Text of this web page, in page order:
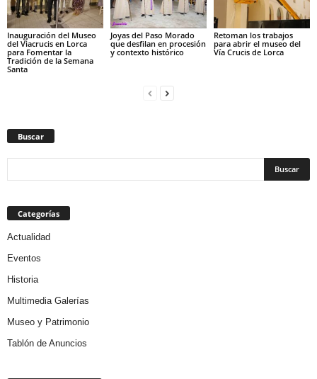
Inauguración del Museo
del Viacrucis en Lorca
para Fomentar la
Tradición de la Semana
Santa
Joyas del Paso Morado
que desfilan en procesión
y contexto histórico
Retoman los trabajos
para abrir el museo del
Vía Crucis de Lorca
Buscar
Categorías
Actualidad
Eventos
Historia
Multimedia Galerías
Museo y Patrimonio
Tablón de Anuncios